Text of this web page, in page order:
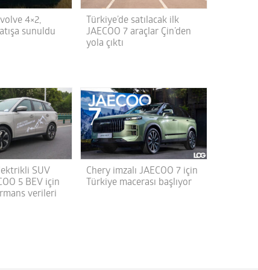
4×2,
sunuldu
Türkiye’de satılacak ilk
JAECOO 7 araçlar Çin’den
yola çıktı
SUV
5 BEV için
verileri
Chery imzalı JAECOO 7 için
Türkiye macerası başlıyor